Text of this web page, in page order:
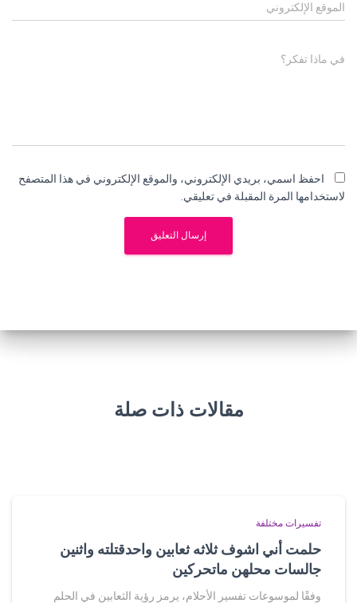
الموقع الإلكتروني
في ماذا تفكر؟
احفظ اسمي، بريدي الإلكتروني، والموقع الإلكتروني في هذا المتصفح
لاستخدامها المرة المقبلة في تعليقي.
مقالات ذات صلة
تفسيرات مختلفة
حلمت أني اشوف ثلاثه ثعابين واحدقتلته واثنين
جالسات محلهن ماتحركين
وفقًا لموسوعات تفسير الأحلام، يرمز رؤية الثعابين في الحلم